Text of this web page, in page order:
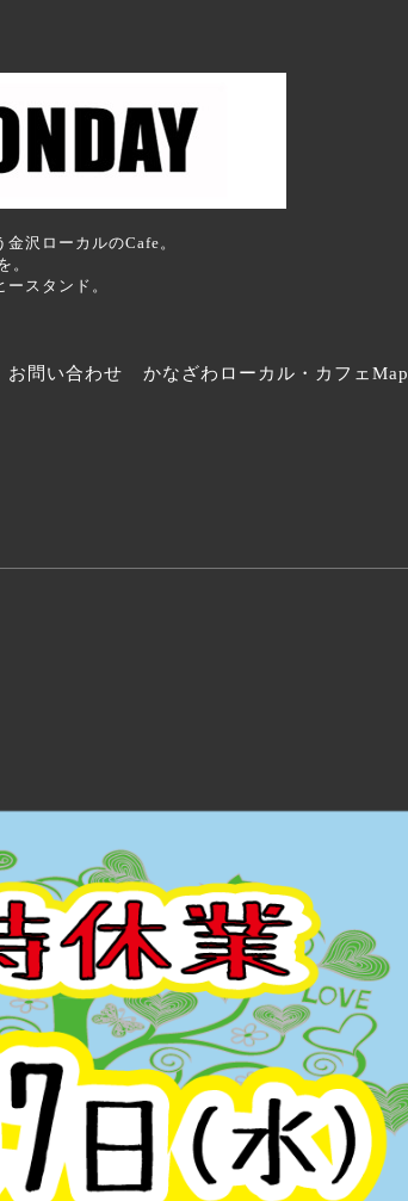
沢ローカルのCafe。
。
スタンド。
お問い合わせ かなざわローカル・カフェMap